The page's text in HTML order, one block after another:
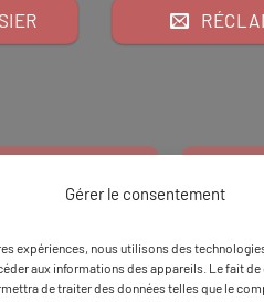
Gérer le consentement
expériences, nous utilisons des
aux informations des appareils. Le fait de
de traiter des données telles que le
Financeur
Tapez 3
Et
une